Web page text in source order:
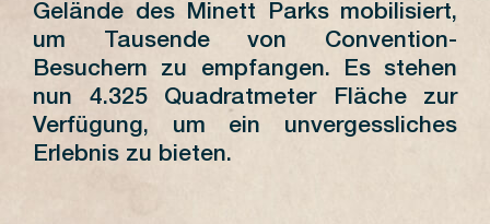
Gelände des Minett Parks mobilisiert,
um Tausende von Convention-
Besuchern zu empfangen. Es stehen
nun 4.325 Quadratmeter Fläche zur
Verfügung, um ein unvergessliches
Erlebnis zu bieten.